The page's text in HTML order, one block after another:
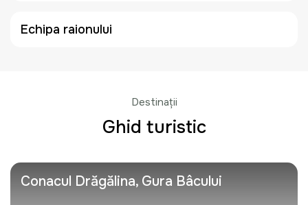
Echipa raionului
Destinații
Ghid turistic
Conacul Drăgălina, Gura Bâcului